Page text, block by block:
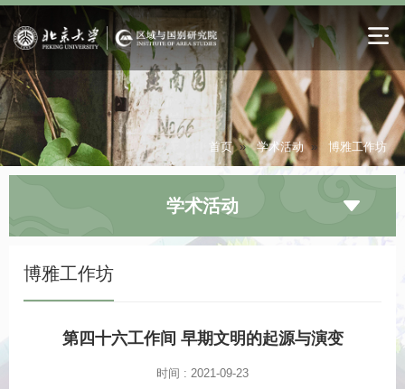
首页 » 学术活动 » 博雅工作坊
学术活动
博雅工作坊
第四十六工作间 早期文明的起源与演变
时间 : 2021-09-23